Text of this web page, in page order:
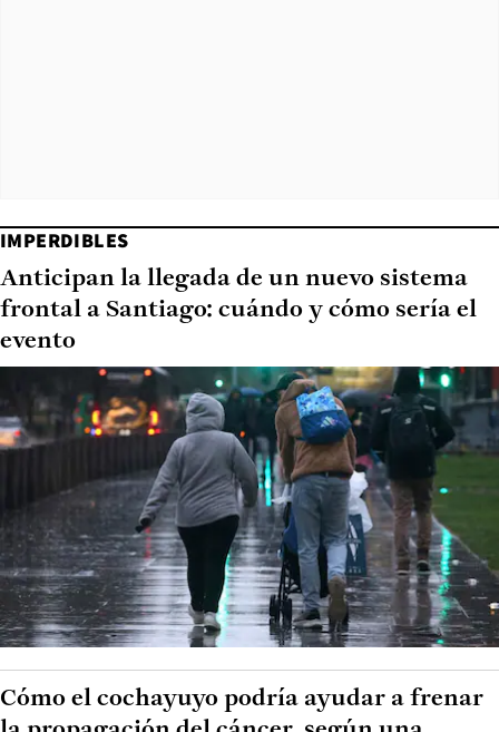
IMPERDIBLES
Anticipan la llegada de un nuevo sistema
frontal a Santiago: cuándo y cómo sería el
evento
Cómo el cochayuyo podría ayudar a frenar